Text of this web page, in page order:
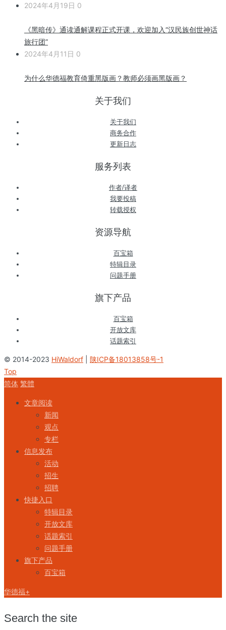
2024年4月19日 0
《黑暗传》通读通解课程正式开课，欢迎加入“汉民族创世神话
旅行团”
2024年4月11日 0
为什么华德福教育倚重黑版画？教师必须画黑版画？
关于我们
关于我们
商务合作
更新日志
服务列表
作者/译者
我要投稿
转载授权
资源导航
百宝箱
特辑目录
问题手册
旗下产品
百宝箱
开放文库
话题索引
© 2014-2023 HiWaldorf
陕ICP备18013858号-1
Top
简体 繁體
文章阅读
新闻
观点
专栏
信息发布
活动
招生
招聘
快捷入口
特辑目录
开放文库
话题索引
问题手册
旗下产品
百宝箱
华德福+
Search the site